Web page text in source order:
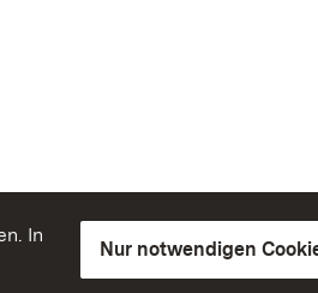
In
Nur notwendigen